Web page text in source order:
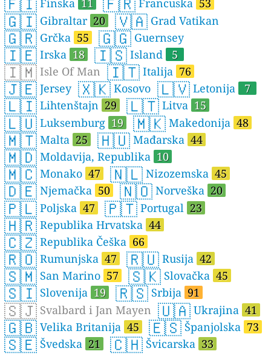
Finska 11 Francuska 53
🇬🇮 Gibraltar 20 🇻🇦 Grad Vatikan
🇬🇷 Grčka 55 🇬🇬 Guernsey
🇮🇪 Irska 18 🇮🇸 Island 5
🇮🇲 Isle Of Man 🇮🇹 Italija 76
🇯🇪 Jersey 🇽🇰 Kosovo 🇱🇻 Letonija 7
🇱🇮 Lihtenštajn 29 🇱🇹 Litva 15
🇱🇺 Luksemburg 19 🇲🇰 Makedonija 48
🇲🇹 Malta 25 🇭🇺 Mađarska 44
🇲🇩 Moldavija, Republika 10
🇲🇨 Monako 47 🇳🇱 Nizozemska 45
🇩🇪 Njemačka 50 🇳🇴 Norveška 20
🇵🇱 Poljska 47 🇵🇹 Portugal 23
🇭🇷 Republika Hrvatska 44
🇨🇿 Republika Češka 66
🇷🇴 Rumunjska 47 🇷🇺 Rusija 42
🇸🇲 San Marino 57 🇸🇰 Slovačka 45
🇸🇮 Slovenija 19 🇷🇸 Srbija 91
🇸🇯 Svalbard i Jan Mayen 🇺🇦 Ukrajina 41
🇬🇧 Velika Britanija 45 🇪🇸 Španjolska 73
🇸🇪 Švedska 21 🇨🇭 Švicarska 33